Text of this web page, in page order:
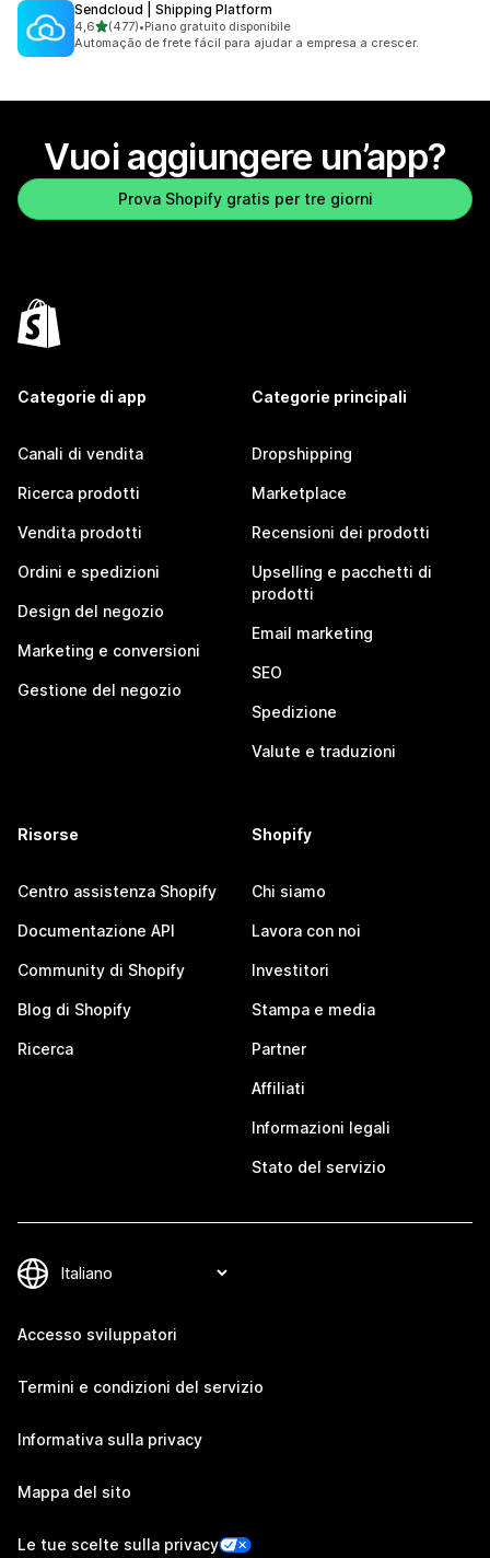
Sendcloud | Shipping Platform
4,6stelle su 5
(477)
477 recensioni totali
•Piano gratuito disponibile
Automação de frete fácil para ajudar a empresa a crescer.
Vuoi aggiungere un’app?
Prova Shopify gratis per tre giorni
Categorie di app
Canali di vendita
Ricerca prodotti
Vendita prodotti
Ordini e spedizioni
Design del negozio
Marketing e conversioni
Gestione del negozio
Categorie principali
Dropshipping
Marketplace
Recensioni dei prodotti
Upselling e pacchetti di
prodotti
Email marketing
SEO
Spedizione
Valute e traduzioni
Risorse
Centro assistenza Shopify
Documentazione API
Community di Shopify
Blog di Shopify
Ricerca
Shopify
Chi siamo
Lavora con noi
Investitori
Stampa e media
Partner
Affiliati
Informazioni legali
Stato del servizio
Accesso sviluppatori
Termini e condizioni del servizio
Informativa sulla privacy
Mappa del sito
Le tue scelte sulla privacy